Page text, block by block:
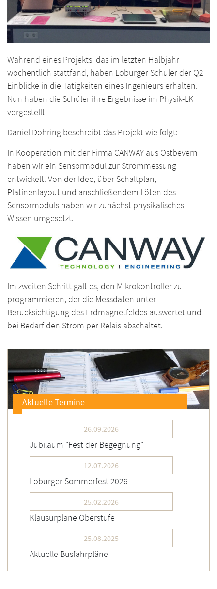
Während eines Projekts, das im letzten Halbjahr
wöchentlich stattfand, haben Loburger Schüler der Q2
Einblicke in die Tätigkeiten eines Ingenieurs erhalten.
Nun haben die Schüler ihre Ergebnisse im Physik-LK
vorgestellt.
Daniel Döhring beschreibt das Projekt wie folgt:
In Kooperation mit der Firma CANWAY aus Ostbevern
haben wir ein Sensormodul zur Strommessung
entwickelt. Von der Idee, über Schaltplan,
Platinenlayout und anschließendem Löten des
Sensormoduls haben wir zunächst physikalisches
Wissen umgesetzt.
Im zweiten Schritt galt es, den Mikrokontroller zu
programmieren, der die Messdaten unter
Berücksichtigung des Erdmagnetfeldes auswertet und
bei Bedarf den Strom per Relais abschaltet.
Aktuelle Termine
26.09.2026
Jubiläum "Fest der Begegnung"
12.07.2026
Loburger Sommerfest 2026
25.02.2026
Klausurpläne Oberstufe
25.08.2025
Aktuelle Busfahrpläne